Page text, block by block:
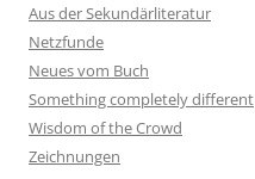
Aus der Sekundärliteratur
Netzfunde
Neues vom Buch
Something completely different
Wisdom of the Crowd
Zeichnungen